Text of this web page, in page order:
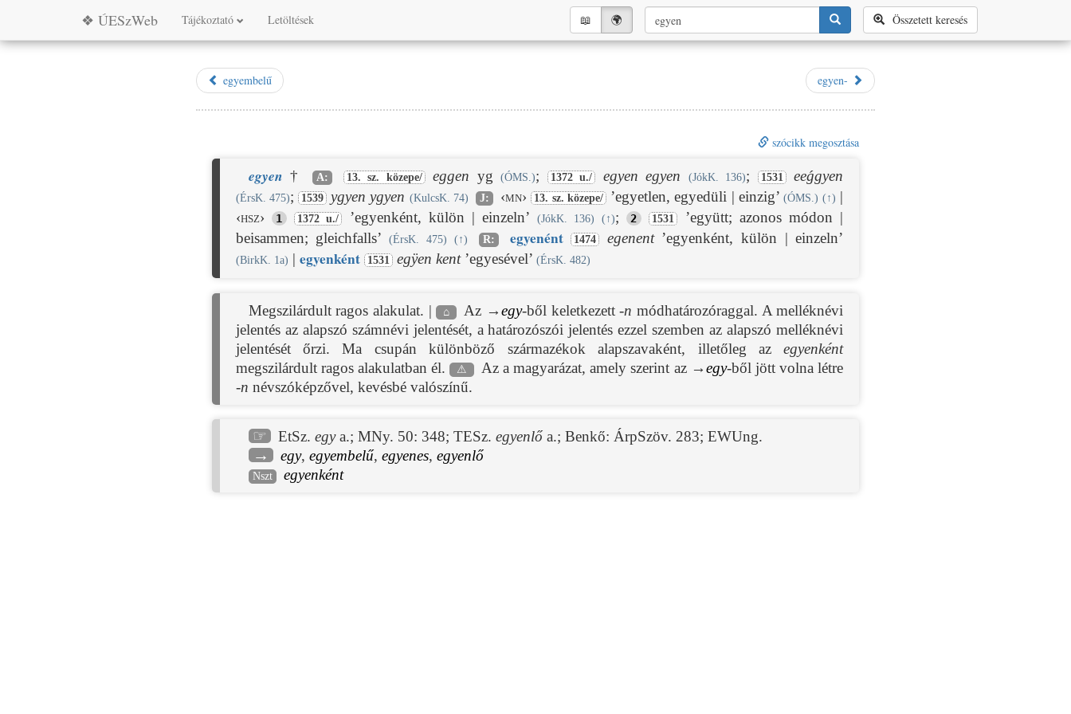
❖ ÚESzWeb Tájékoztató Letöltések Összetett keresés
📖︎ 🌍︎
egyembelű egyen-
szócikk megosztása
egyen † A: 13. sz. közepe/ eggen yg(ÓMS.); 1372 u./ egyen egyen (JókK. 136); 1531 eeǵgyen
(ÉrsK. 475); 1539 ygyen ygyen (KulcsK. 74) J: ‹mn› 13. sz. közepe/ ’egyetlen, egyedüli | einzig’ (ÓMS.) ( ↑) |
‹hsz›
1 1372 u./ ’egyenként, külön | einzeln’ (JókK. 136) ( ↑); 2 1531
’együtt; azonos módon |
beisammen; gleichfalls’
(ÉrsK. 475) ( ↑) R: egyenént 1474 egenent’egyenként, külön | einzeln’
(BirkK. 1a) | egyenként 1531 egÿen kent’egyesével’ (ÉrsK. 482)
Megszilárdult ragos alakulat. | ⌂ Az →egy-ből keletkezett-n módhatározóraggal. A melléknévi
jelentés az alapszó számnévi jelentését, a határozószói jelentés ezzel szemben az alapszó melléknévi
jelentését őrzi. Ma csupán különböző származékok alapszavaként, illetőleg azegyenként
megszilárdult ragos alakulatban él.
⚠ Az a magyarázat, amely szerint az →egy-ből jött volna létre
-n névszóképzővel, kevésbé valószínű.
☞ EtSz. egya.; MNy. 50: 348; TESz. egyenlőa.; Benkő: ÁrpSzöv. 283; EWUng.
→ egy, egyembelű, egyenes, egyenlő
Nszt egyenként